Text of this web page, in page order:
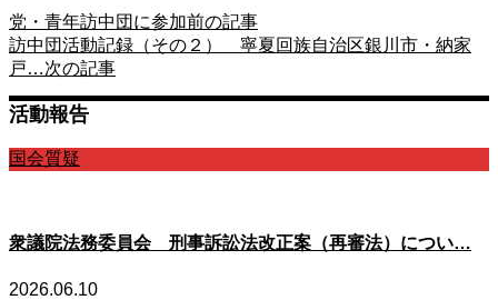
党・青年訪中団に参加前の記事
訪中団活動記録（その２） 寧夏回族自治区銀川市・納家
戸…次の記事
活動報告
国会質疑
衆議院法務委員会 刑事訴訟法改正案（再審法）につい…
2026.06.10